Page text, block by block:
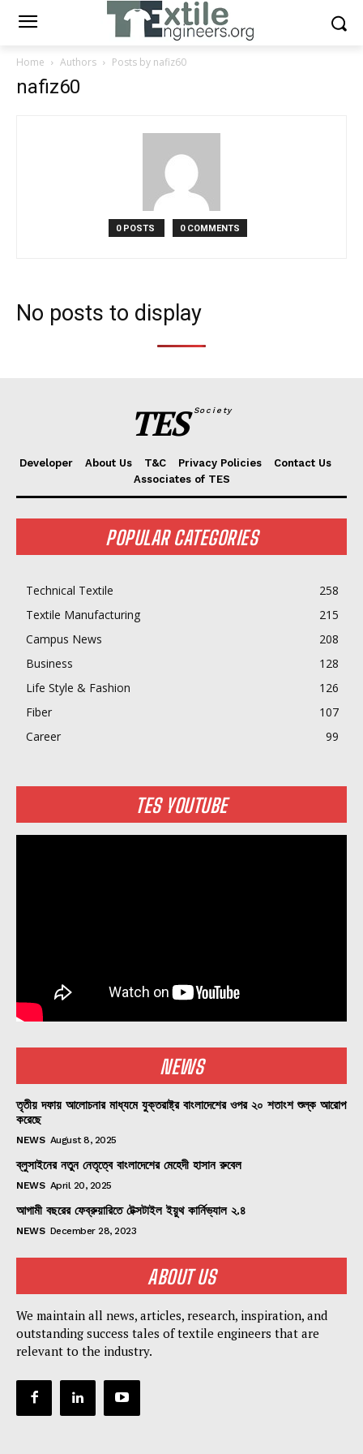
Home Authors Posts by nafiz60
nafiz60
0 POSTS 0 COMMENTS
No posts to display
TES Society
Developer About Us T&C Privacy Policies
Contact Us
Associates of TES
POPULAR CATEGORIES
Technical Textile
258
Textile Manufacturing
215
Campus News
208
Business
128
Life Style & Fashion
126
Fiber
107
Career
99
TES YOUTUBE
NEWS
তৃতীয় দফায় আলোচনার মাধ্যমে যুক্তরাষ্ট্র বাংলাদেশের ওপর ২০ শতাংশ শুল্ক আরোপ
করেছে
NEWS August 8, 2025
ব্লুসাইনের নতুন নেতৃত্বে বাংলাদেশের মেহেদী হাসান রুবেল
NEWS April 20, 2025
আগামী বছরের ফেব্রুয়ারিতে টেক্সটাইল ইয়ুথ কার্নিভ্যাল ২.৪
NEWS December 28, 2023
ABOUT US
We maintain all news, articles, research, inspiration, and
outstanding success tales of textile engineers that are
relevant to the industry.